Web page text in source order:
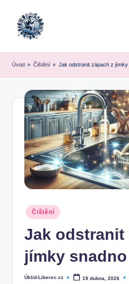
Úvod » Čištění » Jak odstranit zápach z
Posted
in
Čištění
Jak odstranit
jímky
Posted
Úklid-Liberec.cz 19 dubna, 2026